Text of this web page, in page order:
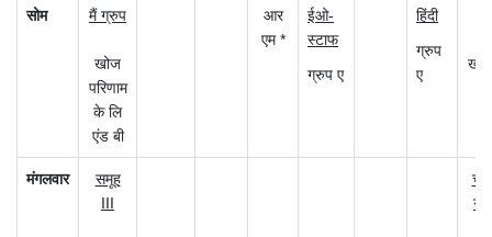
सोम मैं ग्रुप
खोज
परिणाम
के लि
एंड बी
आर
एम *
ईओ-
स्टाफ
ग्रुप ए
हिंदी
ग्रुप
ए
मंगलवार
समूह
III